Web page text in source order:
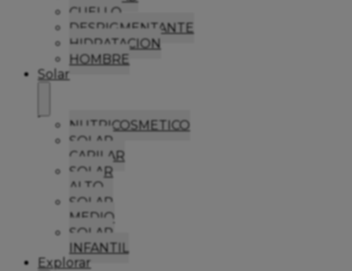
CUELLO
DESPIGMENTANTE
HIDRATACION
HOMBRE
Solar
NUTRICOSMETICO
SOLAR
CAPILAR
SOLAR
ALTO
SOLAR
MEDIO
SOLAR
INFANTIL
Explorar